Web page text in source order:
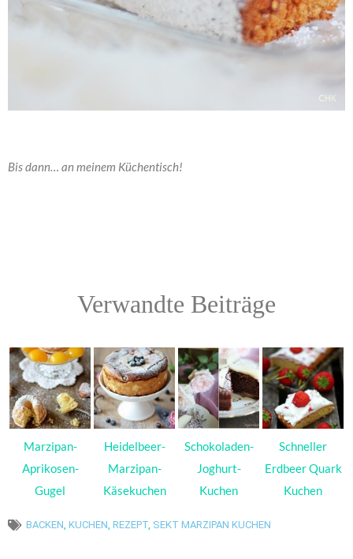
Bis dann… an meinem Küchentisch!
Verwandte Beiträge
Marzipan-
Aprikosen-
Gugel
Heidelbeer-
Marzipan-
Käsekuchen
Schokoladen-
Joghurt-
Kuchen
Schneller
Erdbeer Quark
Kuchen
BACKEN, KUCHEN, REZEPT, SEKT MARZIPAN KUCHEN